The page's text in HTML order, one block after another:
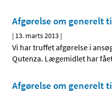
Afgørelse om generelt
| 13. marts 2013 |
Vi har truffet afgørelse i
Qutenza. Lægemidlet har
Afgørelse om generelt